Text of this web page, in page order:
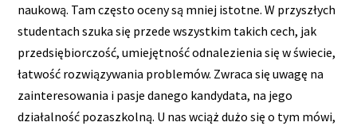
naukową. Tam często oceny są mniej istotne. W przyszłych
studentach szuka się przede wszystkim takich cech, jak
przedsiębiorczość, umiejętność odnalezienia się w świecie,
łatwość rozwiązywania problemów. Zwraca się uwagę na
zainteresowania i pasje danego kandydata, na jego
działalność pozaszkolną. U nas wciąż dużo się o tym mówi,